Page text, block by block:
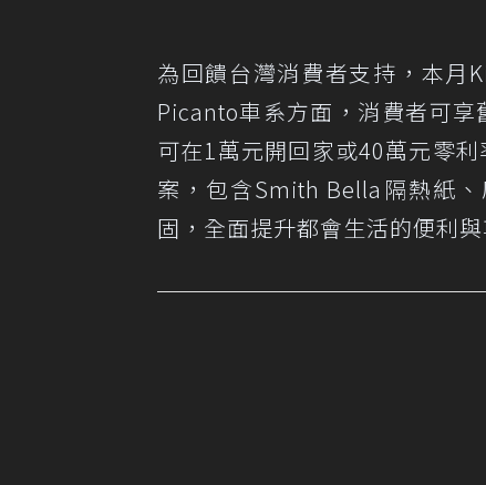
為回饋台灣消費者支持，本月
Picanto車系方面，消費者可享
可在1萬元開回家或40萬元零
案，包含Smith Bella隔熱紙
固，全面提升都會生活的便利與